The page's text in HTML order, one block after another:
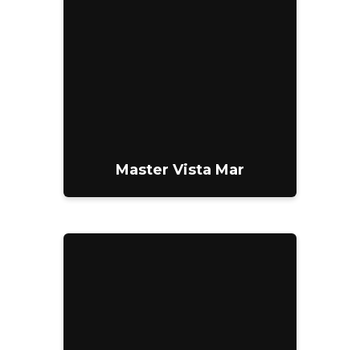
Master Vista Mar